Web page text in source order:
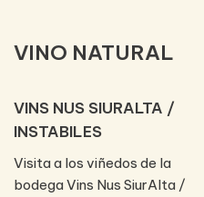
VINO NATURAL
VINS NUS SIURALTA /
INSTABILES
Visita a los viñedos de la
bodega Vins Nus SiurAlta /